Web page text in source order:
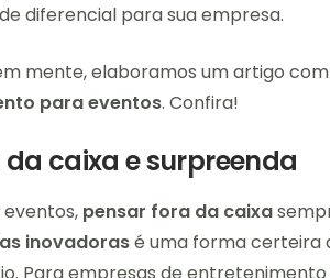
diferencial para sua empresa.
mente, elaboramos um artigo com
para eventos. Confira!
da caixa e surpreenda
pensar fora da caixa
inovadorasé uma forma certeira